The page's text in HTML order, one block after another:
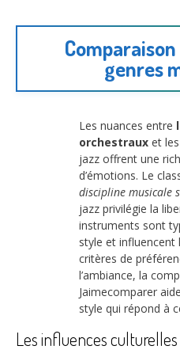
genres
Les nuances entre
orchestraux et
jazz offrent une
d’émotions. Le
discipline musicale
jazz privilégie la
instruments sont
style et influencent
critères de
l’ambiance, la
Jaimecomparer
style qui répond à
Les influences